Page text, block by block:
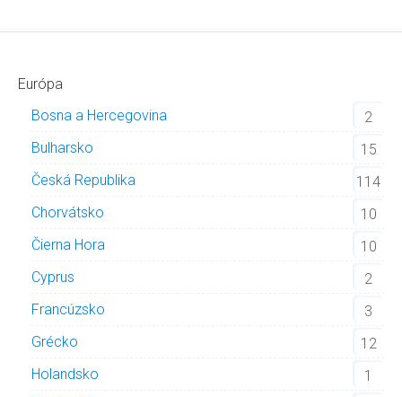
Európa
Bosna a Hercegovina
2
Bulharsko
15
Česká Republika
114
Chorvátsko
10
Čierna Hora
10
Cyprus
2
Francúzsko
3
Grécko
12
Holandsko
1